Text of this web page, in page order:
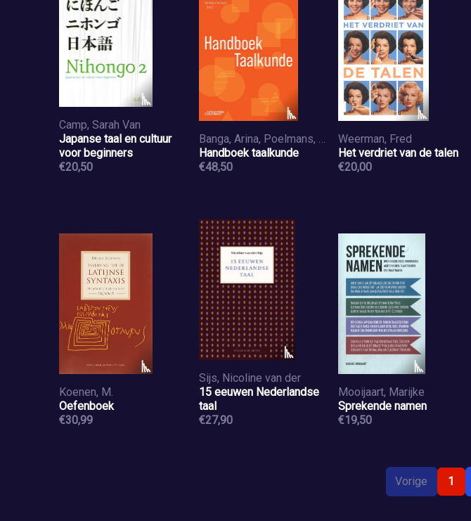
Camp, Sarah Van
Japanse taal en cultuur
voor beginners
€20,50
Banga, Arina, Poelmans, Petra, Sweep, Josefien, Verhagen, Véronique
Handboek taalkunde
€48,50
Weerman, Fred
Het verdriet van de talen
€20,00
Koenen, M.
Oefenboek
€30,99
Sijs, Nicoline van der
15 eeuwen Nederlandse
taal
€27,90
Mooijaart, Marijke
Sprekende namen
€19,50
Vorige 1